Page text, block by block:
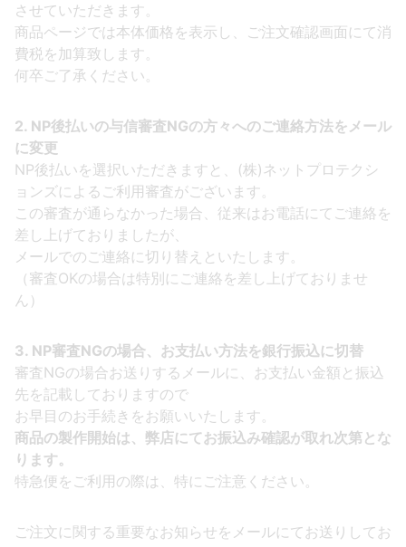
させていただきます。
商品ページでは本体価格を表示し、ご注文確認画面にて消
費税を加算致します。
何卒ご了承ください。
2. NP後払いの与信審査NGの方々へのご連絡方法をメール
に変更
NP後払いを選択いただきますと、(株)ネットプロテクシ
ョンズによるご利用審査がございます。
この審査が通らなかった場合、従来はお電話にてご連絡を
差し上げておりましたが、
メールでのご連絡に切り替えといたします。
（審査OKの場合は特別にご連絡を差し上げておりませ
ん）
3. NP審査NGの場合、お支払い方法を銀行振込に切替
審査NGの場合お送りするメールに、お支払い金額と振込
先を記載しておりますので
お早目のお手続きをお願いいたします。
商品の製作開始は、弊店にてお振込み確認が取れ次第とな
ります。
特急便をご利用の際は、特にご注意ください。
ご注文に関する重要なお知らせをメールにてお送りしてお